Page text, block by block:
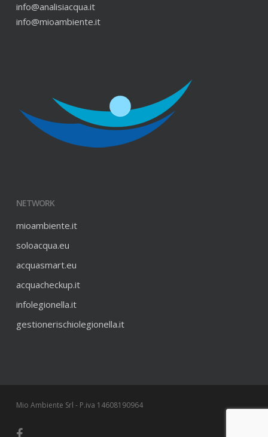
info@analisiacqua.it
info@mioambiente.it
NETWORK
mioambiente.it
soloacqua.eu
acquasmart.eu
acquacheckup.it
infolegionella.it
gestionerischiolegionella.it
Mio Ambiente Srl - P.iva 14608190964
facebook